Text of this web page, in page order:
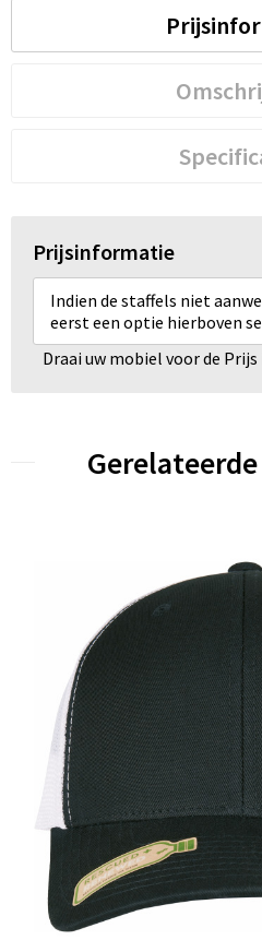
Prijsinformatie
Indien de staffels niet
eerst een optie hierboven
Draai uw mobiel voor de